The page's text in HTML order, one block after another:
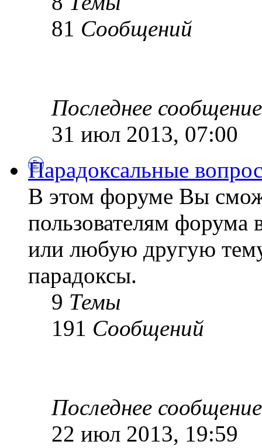
81 Сообщений
Последнее сообщение
31 июл 2013, 07:00
Парадоксальные
В этом форуме Вы
пользователям форума
или любую другую
парадоксы.
9 Темы
191 Сообщений
Последнее сообщение
22 июл 2013, 19:59